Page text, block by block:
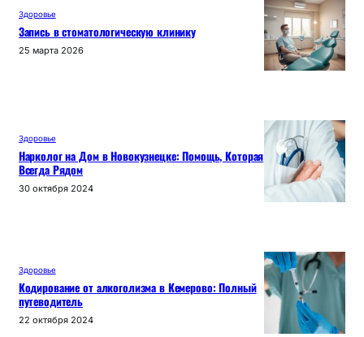
Здоровье
Запись в стоматологическую клинику
25 марта 2026
Здоровье
Нарколог на Дом в Новокузнецке: Помощь, Которая
Всегда Рядом
30 октября 2024
Здоровье
Кодирование от алкоголизма в Кемерово: Полный
путеводитель
22 октября 2024